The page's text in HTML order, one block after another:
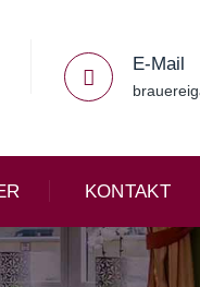
E-Mail
KONTAKT